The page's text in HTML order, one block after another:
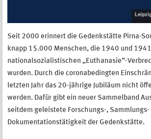
Seit 2000 erinnert die Gedenkstätte Pirna-
knapp 15.000 Menschen, die 1940 und
nationalsozialistischen „Euthanasie“-
wurden. Durch die coronabedingten
letzten Jahr das 20-jährige Jubiläum nicht
werden. Dafür gibt ein neuer Sammelband
seitdem geleistete Forschungs-, Sammlungs-
Dokumentationstätigkeit der Gedenkstätte.